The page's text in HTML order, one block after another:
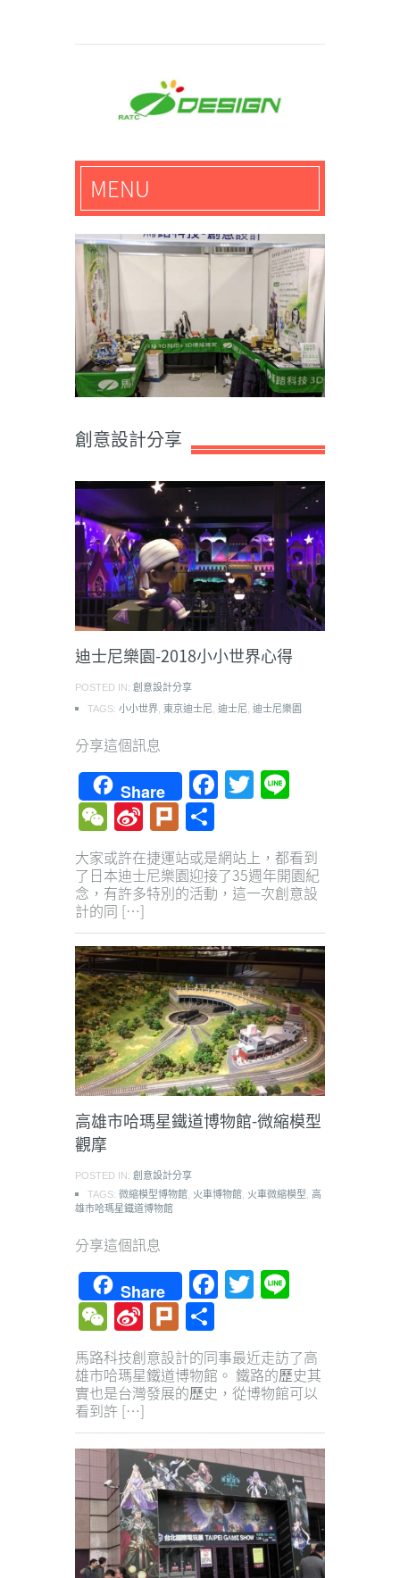
馬路科技創意設計-3D公
仔,文創,獎盃設計專家
MENU
創意設計分享
迪士尼樂園-2018小小世界心得
POSTED IN: 創意設計分享
TAGS: 小小世界 東京迪士尼 迪士尼 迪士尼樂園
分享這個訊息
Share Facebook
Twitter
WeChat
Sina
Weibo
Plurk
大家或許在捷運站或是網站上，都看到
了日本迪士尼樂園迎接了35週年開園紀
念，有許多特別的活動，這一次創意設
計的同 […]
高雄市哈瑪星鐵道博物館-微縮模型
觀摩
POSTED IN: 創意設計分享
TAGS: 微縮模型博物館 火車博物館 火車微縮模型 高
雄市哈瑪星鐵道博物館
分享這個訊息
Share Facebook
Twitter
WeChat
Sina
Weibo
Plurk
馬路科技創意設計的同事最近走訪了高
雄市哈瑪星鐵道博物館。 鐵路的歷史其
實也是台灣發展的歷史，從博物館可以
看到許 […]